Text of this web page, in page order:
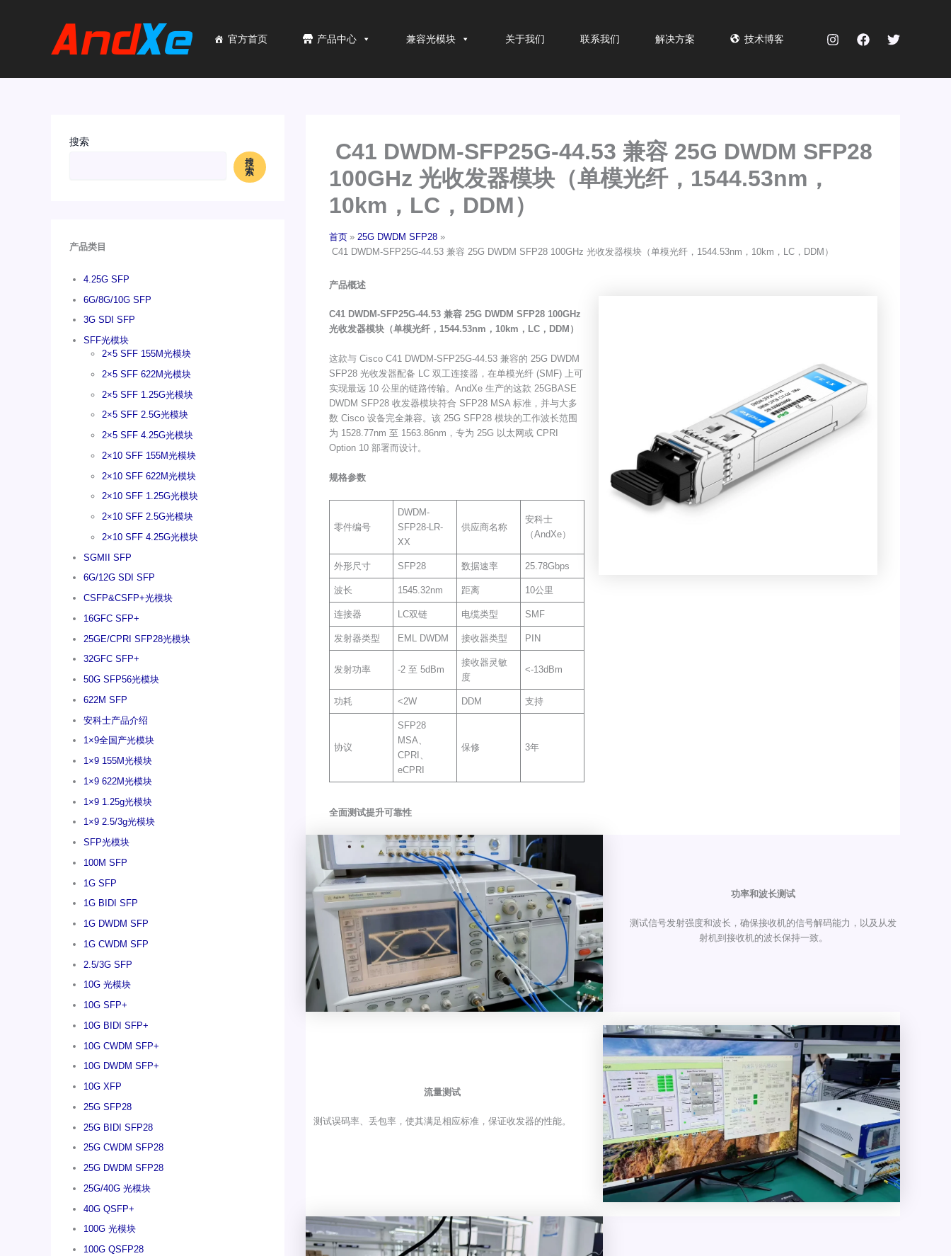
官方首页 产品中心 兼容光模块 关于我们 联系我们 解决方案 技术博客
搜索
搜
索
产品类目
4.25G SFP
6G/8G/10G SFP
3G SDI SFP
SFF光模块
2×5 SFF 155M光模块
2×5 SFF 622M光模块
2×5 SFF 1.25G光模块
2×5 SFF 2.5G光模块
2×5 SFF 4.25G光模块
2×10 SFF 155M光模块
2×10 SFF 622M光模块
2×10 SFF 1.25G光模块
2×10 SFF 2.5G光模块
2×10 SFF 4.25G光模块
SGMII SFP
6G/12G SDI SFP
CSFP&CSFP+光模块
16GFC SFP+
25GE/CPRI SFP28光模块
32GFC SFP+
50G SFP56光模块
622M SFP
安科士产品介绍
1×9全国产光模块
1×9 155M光模块
1×9 622M光模块
1×9 1.25g光模块
1×9 2.5/3g光模块
SFP光模块
100M SFP
1G SFP
1G BIDI SFP
1G DWDM SFP
1G CWDM SFP
2.5/3G SFP
10G 光模块
10G SFP+
10G BIDI SFP+
10G CWDM SFP+
10G DWDM SFP+
10G XFP
25G SFP28
25G BIDI SFP28
25G CWDM SFP28
25G DWDM SFP28
25G/40G 光模块
40G QSFP+
100G 光模块
100G QSFP28
C41 DWDM-SFP25G-44.53 兼容 25G DWDM SFP28
100GHz 光收发器模块（单模光纤，1544.53nm，
10km，LC，DDM）
首页
25G DWDM SFP28
C41 DWDM-SFP25G-44.53 兼容 25G DWDM SFP28 100GHz 光收发器模块（单模光纤，1544.53nm，10km，LC，DDM）
产品概述
C41 DWDM-SFP25G-44.53 兼容 25G DWDM SFP28 100GHz
光收发器模块（单模光纤，1544.53nm，10km，LC，DDM）
这款与 Cisco C41 DWDM-SFP25G-44.53 兼容的 25G DWDM
SFP28 光收发器配备 LC 双工连接器，在单模光纤 (SMF) 上可
实现最远 10 公里的链路传输。AndXe 生产的这款 25GBASE
DWDM SFP28 收发器模块符合 SFP28 MSA 标准，并与大多
数 Cisco 设备完全兼容。该 25G SFP28 模块的工作波长范围
为 1528.77nm 至 1563.86nm，专为 25G 以太网或 CPRI
Option 10 部署而设计。
规格参数
零件编号
DWDM-
SFP28-LR-
XX
供应商名称
安科士
（AndXe）
外形尺寸 SFP28 数据速率 25.78Gbps
波长 1545.32nm 距离 10公里
连接器 LC双链 电缆类型 SMF
发射器类型 EML DWDM 接收器类型 PIN
发射功率 -2 至 5dBm
接收器灵敏
度
<-13dBm
功耗 <2W DDM 支持
协议
SFP28
MSA、
CPRI、
eCPRI
保修 3年
全面测试提升可靠性
功率和波长测试
测试信号发射强度和波长，确保接收机的信号解码能力，以及从发
射机到接收机的波长保持一致。
流量测试
测试误码率、丢包率，使其满足相应标准，保证收发器的性能。